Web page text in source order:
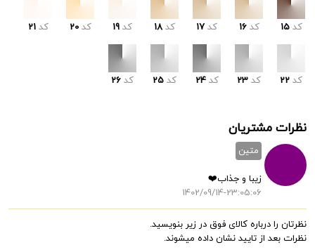
کد 15 کد 16 کد 17 کد 18 کد 19 کد 20 کد 21
کد 22 کد 23 کد 24 کد 25 کد 26
نظرات مشتریان
متین
زیبا و جذاب❤️
1402/09/14-23:05:06
نظرتان را درباره کالای فوق در زیر بنویسید.
نظرات بعد از تایید نشان داده میشوند.